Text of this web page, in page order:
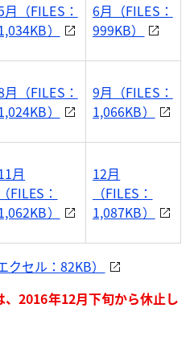
月（FILES：
）
6月（FILES：
999KB）
月（FILES：
）
9月（FILES：
1,066KB）
月
（FILES：
）
12月
（FILES：
1,087KB）
セル：82KB）
2016年12月下旬から休止し